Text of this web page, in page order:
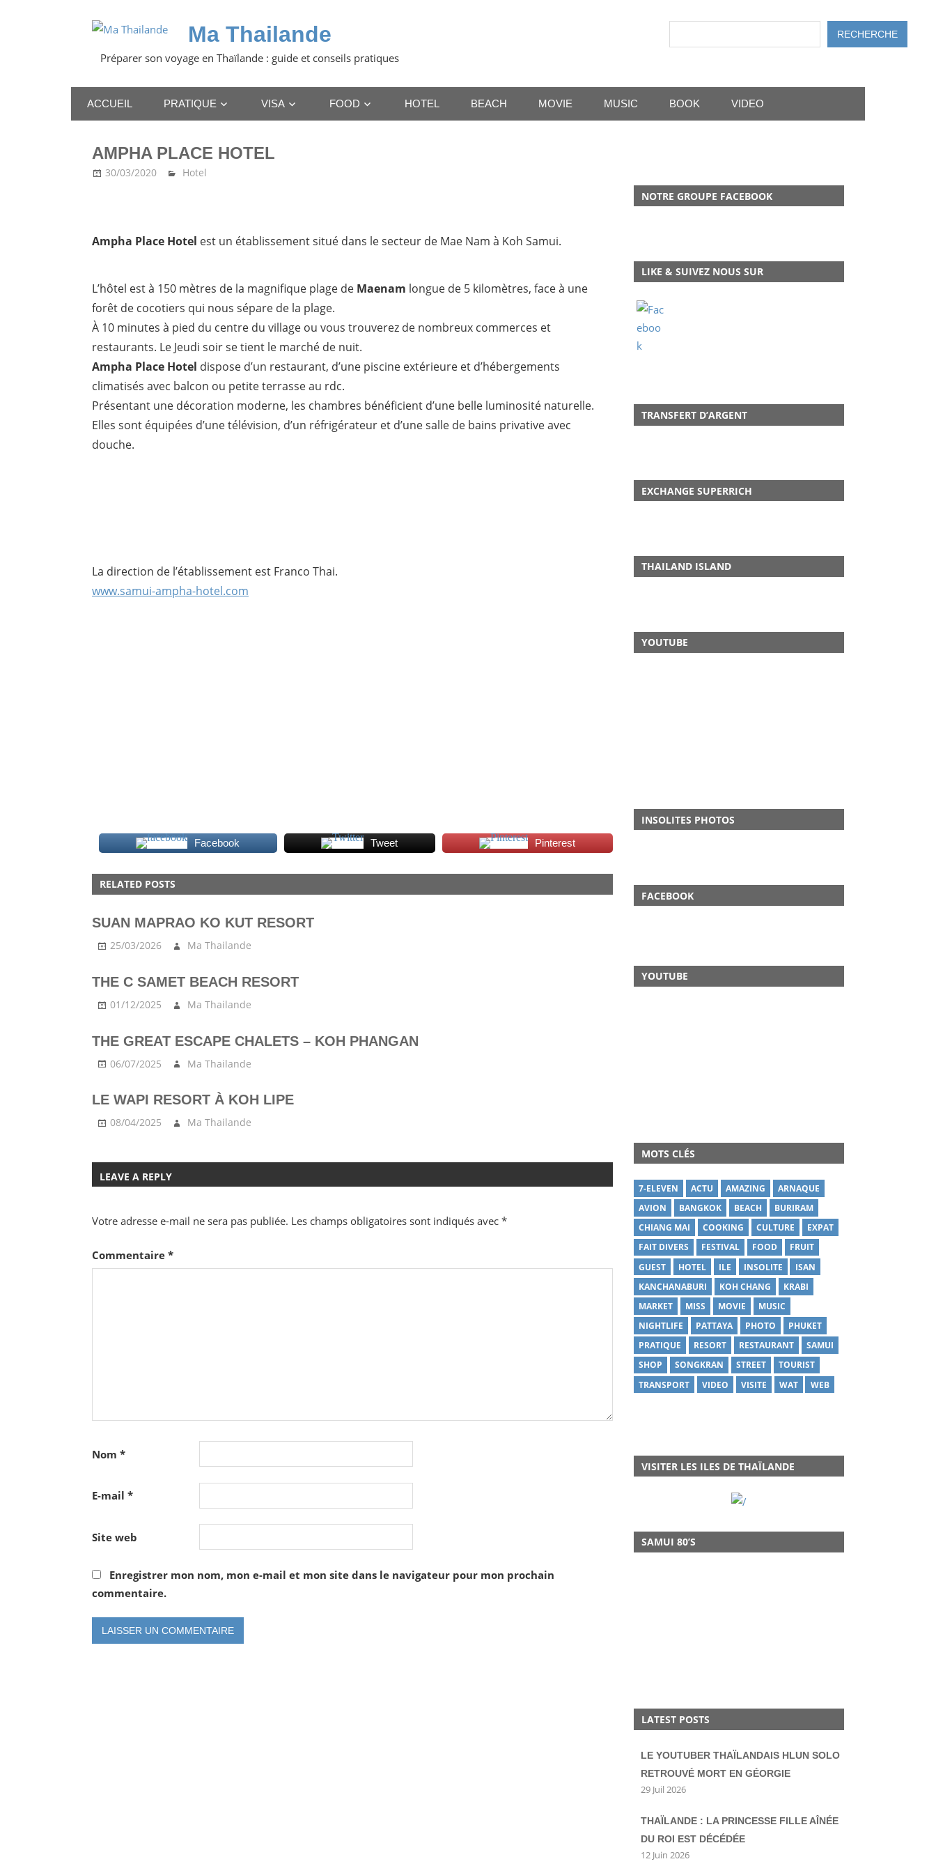
Ma Thailande
Préparer son voyage en Thaïlande : guide et conseils pratiques
RECHERCHE
ACCUEIL PRATIQUE VISA FOOD HOTEL BEACH MOVIE MUSIC BOOK VIDEO
AMPHA PLACE HOTEL
30/03/2020 Ma Thailande
Hotel
Ampha Place Hotel est un établissement situé dans le secteur de Mae Nam à Koh Samui.
L’hôtel est à 150 mètres de la magnifique plage de Maenam longue de 5 kilomètres, face à une
forêt de cocotiers qui nous sépare de la plage.
À 10 minutes à pied du centre du village ou vous trouverez de nombreux commerces et
restaurants. Le Jeudi soir se tient le marché de nuit.
Ampha Place Hotel dispose d’un restaurant, d’une piscine extérieure et d’hébergements
climatisés avec balcon ou petite terrasse au rdc.
Présentant une décoration moderne, les chambres bénéficient d’une belle luminosité naturelle.
Elles sont équipées d’une télévision, d’un réfrigérateur et d’une salle de bains privative avec
douche.
La direction de l’établissement est Franco Thai.
www.samui-ampha-hotel.com
Facebook Tweet
Pinterest
HOTEL
RELATED POSTS
SUAN MAPRAO KO KUT RESORT
25/03/2026 Ma Thailande
THE C SAMET BEACH RESORT
01/12/2025 Ma Thailande
THE GREAT ESCAPE CHALETS – KOH PHANGAN
06/07/2025 Ma Thailande
LE WAPI RESORT À KOH LIPE
08/04/2025 Ma Thailande
LEAVE A REPLY
Votre adresse e-mail ne sera pas publiée. Les champs obligatoires sont indiqués avec *
Commentaire *
Nom *
E-mail *
Site web
Enregistrer mon nom, mon e-mail et mon site dans le navigateur pour mon prochain
commentaire.
NOTRE GROUPE FACEBOOK
LIKE & SUIVEZ NOUS SUR
TRANSFERT D’ARGENT
EXCHANGE SUPERRICH
THAILAND ISLAND
YOUTUBE
INSOLITES PHOTOS
FACEBOOK
YOUTUBE
MOTS CLÉS
7-ELEVEN ACTU AMAZING
ARNAQUE
AVION
BANGKOK BEACH
BURIRAM
CHIANG MAI
COOKING CULTURE
EXPAT
FAIT DIVERS
FESTIVAL FOOD
FRUIT
GUEST
HOTEL ILE INSOLITE
ISAN
KANCHANABURI
KOH CHANG
KRABI
MARKET
MISS MOVIE
MUSIC
NIGHTLIFE
PATTAYA PHOTO
PHUKET
PRATIQUE
RESORT RESTAURANT
SAMUI
SHOP
SONGKRAN STREET
TOURIST
TRANSPORT
VIDEO VISITE WAT WEB
VISITER LES ILES DE THAÏLANDE
SAMUI 80’S
LATEST POSTS
LE YOUTUBER THAÏLANDAIS HLUN SOLO
RETROUVÉ MORT EN GÉORGIE
29 Juil 2026
THAÏLANDE : LA PRINCESSE FILLE AÎNÉE
DU ROI EST DÉCÉDÉE
12 Juin 2026